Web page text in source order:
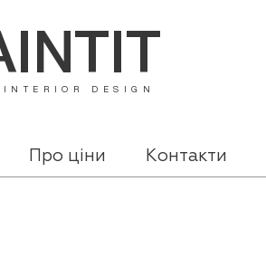
INTERIOR DESIGN
Про ціни Контакти